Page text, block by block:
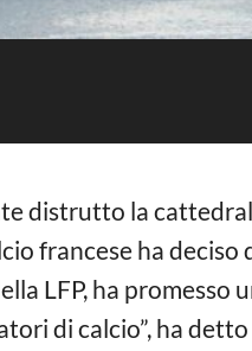
distrutto la
francese ha
LFP, ha promesso
di calcio”, ha